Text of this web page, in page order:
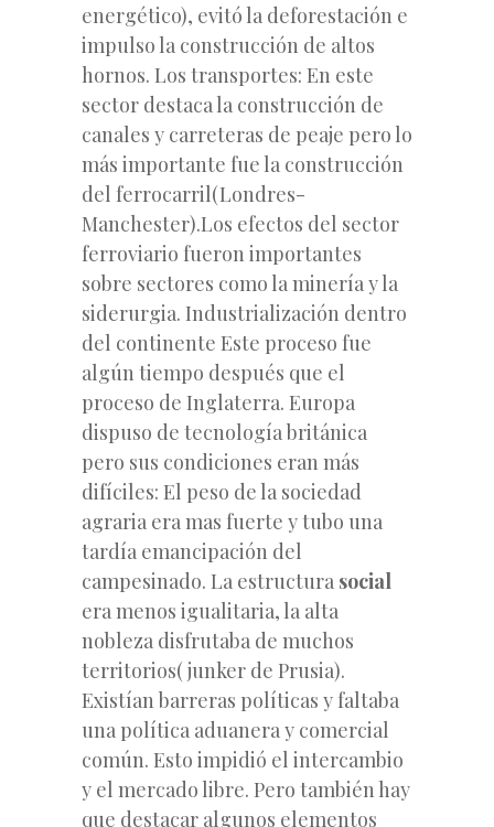
energético), evitó la deforestación e
impulso la construcción de altos
hornos. Los transportes: En este
sector destaca la construcción de
canales y carreteras de peaje pero lo
más importante fue la construcción
del ferrocarril(Londres-
Manchester).Los efectos del sector
ferroviario fueron importantes
sobre sectores como la minería y la
siderurgia. Industrialización dentro
del continente Este proceso fue
algún tiempo después que el
proceso de Inglaterra. Europa
dispuso de tecnología británica
pero sus condiciones eran más
difíciles: El peso de la sociedad
agraria era mas fuerte y tubo una
tardía emancipación del
campesinado. La estructura social
era menos igualitaria, la alta
nobleza disfrutaba de muchos
territorios( junker de Prusia).
Existían barreras políticas y faltaba
una política aduanera y comercial
común. Esto impidió el intercambio
y el mercado libre. Pero también hay
que destacar algunos elementos